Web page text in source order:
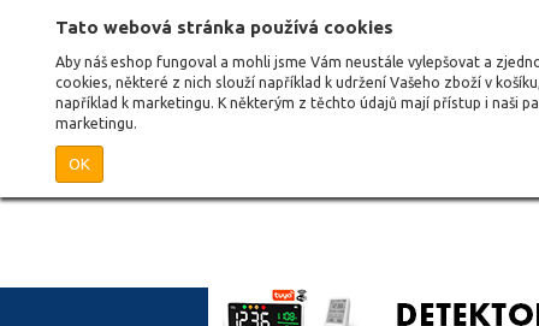
Tato webová stránka používá cookies
Aby náš eshop fungoval a mohli jsme Vám neustále vylepšovat a
cookies, některé z nich slouží například k udržení Vašeho zboží v
například k marketingu. K některým z těchto údajů mají přístup i naši
marketingu.
OK